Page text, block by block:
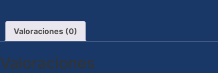
Valoraciones (0)
Valoraciones